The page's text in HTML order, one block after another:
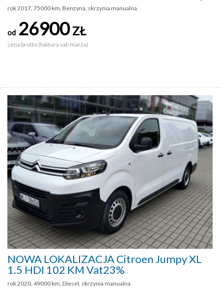
rok 2017, 75000 km, Benzyna, skrzynia manualna
od 26900ZŁ
cena brutto (faktura vat-marża)
NOWA LOKALIZACJA Citroen Jumpy XL
1.5 HDI 102 KM Vat23%
rok 2020, 49000 km, Diesel, skrzynia manualna